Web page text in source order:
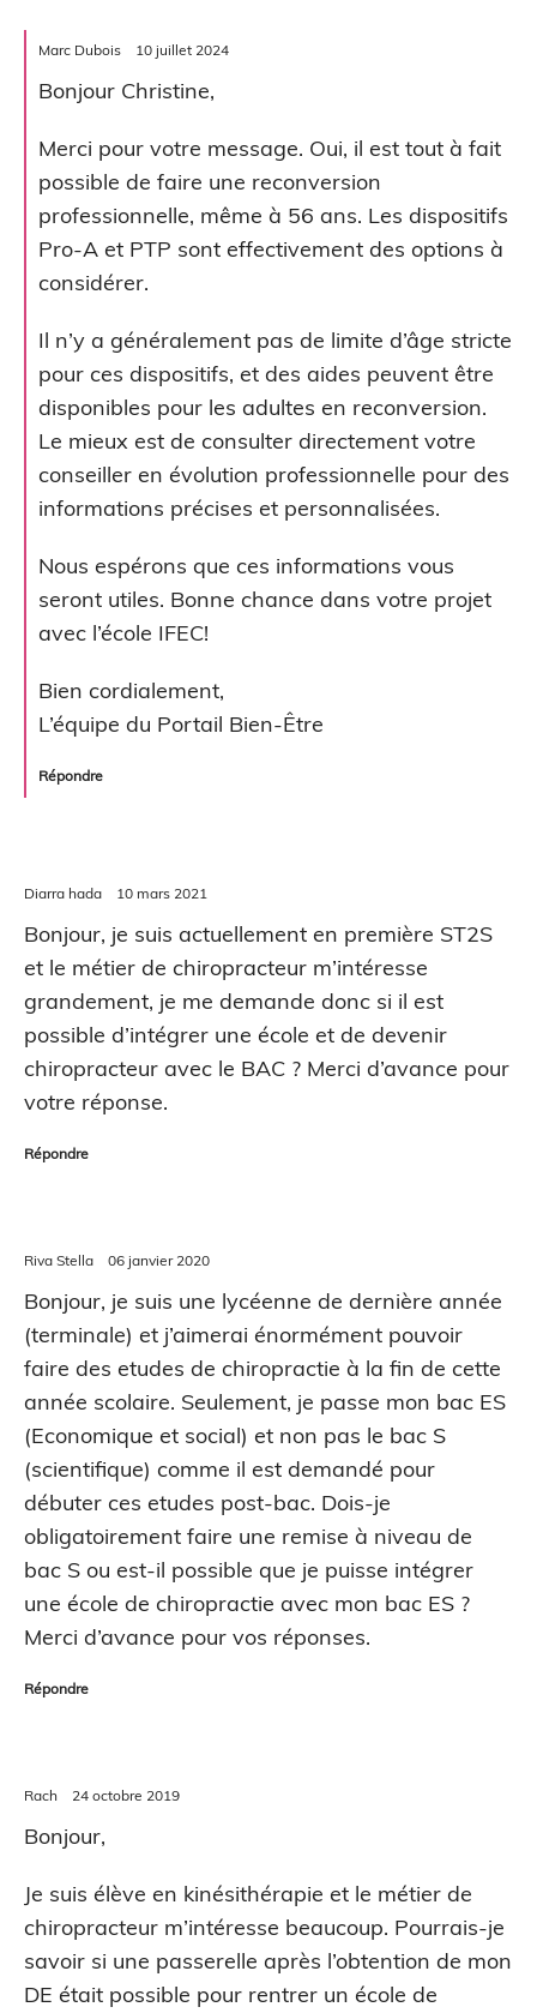
Marc Dubois 10 juillet 2024
Bonjour Christine,
Merci pour votre message. Oui, il est tout à fait
possible de faire une reconversion
professionnelle, même à 56 ans. Les dispositifs
Pro-A et PTP sont effectivement des options à
considérer.
Il n’y a généralement pas de limite d’âge stricte
pour ces dispositifs, et des aides peuvent être
disponibles pour les adultes en reconversion.
Le mieux est de consulter directement votre
conseiller en évolution professionnelle pour des
informations précises et personnalisées.
Nous espérons que ces informations vous
seront utiles. Bonne chance dans votre projet
avec l’école IFEC!
Bien cordialement,
L’équipe du Portail Bien-Être
Répondre
Diarra hada 10 mars 2021
Bonjour, je suis actuellement en première ST2S
et le métier de chiropracteur m’intéresse
grandement, je me demande donc si il est
possible d’intégrer une école et de devenir
chiropracteur avec le BAC ? Merci d’avance pour
votre réponse.
Répondre
Riva Stella 06 janvier 2020
Bonjour, je suis une lycéenne de dernière année
(terminale) et j’aimerai énormément pouvoir
faire des etudes de chiropractie à la fin de cette
année scolaire. Seulement, je passe mon bac ES
(Economique et social) et non pas le bac S
(scientifique) comme il est demandé pour
débuter ces etudes post-bac. Dois-je
obligatoirement faire une remise à niveau de
bac S ou est-il possible que je puisse intégrer
une école de chiropractie avec mon bac ES ?
Merci d’avance pour vos réponses.
Répondre
Rach 24 octobre 2019
Bonjour,
Je suis élève en kinésithérapie et le métier de
chiropracteur m’intéresse beaucoup. Pourrais-je
savoir si une passerelle après l’obtention de mon
DE était possible pour rentrer un école de